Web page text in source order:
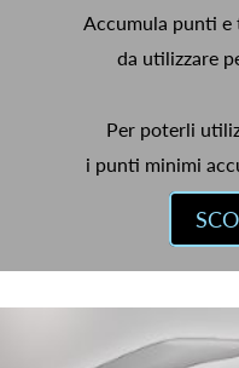
Accumula punti
da utilizzare
Per poterli
i punti minimi